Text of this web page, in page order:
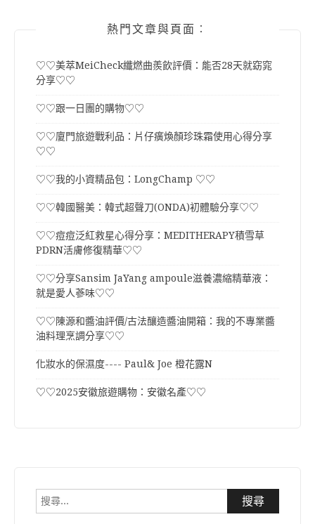
熱門文章與頁面︰
♡♡美萃MeiCheck纖燃曲羨飲評價：能否28天就窈窕
分享♡♡
♡♡跟一日團的購物♡♡
♡♡廈門旅遊戰利品：片仔癀煥顏珍珠霜使用心得分享
♡♡
♡♡我的小資精品包：LongChamp ♡♡
♡♡韓國醫美：韓式超聲刀(ONDA)初體驗分享♡♡
♡♡痘痘泛紅救星心得分享：MEDITHERAPY積雪草
PDRN活膚修復精華♡♡
♡♡分享Sansim JaYang ampoule滋養濃縮精華液：
就是愛人蔘味♡♡
♡♡陳源和醬油評價/古法釀造醬油開箱：我的不專業醬
油料理烹調分享♡♡
化妝水的保濕度---- Paul& Joe 橙花露N
♡♡2025安徽旅遊購物：安徽名產♡♡
搜